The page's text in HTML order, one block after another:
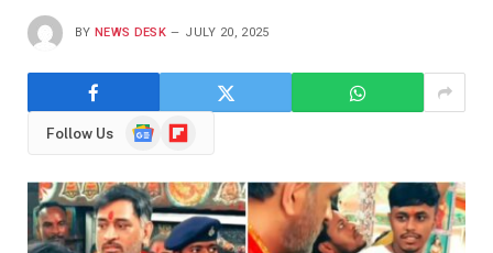
BY NEWS DESK JULY 20, 2025
Follow Us
GoogleFlipboard